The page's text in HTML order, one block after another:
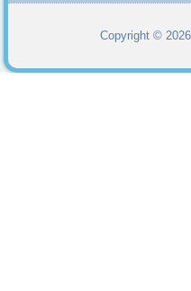
Copyright ©